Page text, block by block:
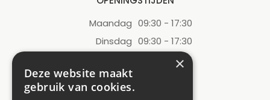
Maandag 09:30 - 17:30
Dinsdag 09:30 - 17:30
09:30 - 17:30
Donderdag
×
Deze website maakt
gebruik van cookies.